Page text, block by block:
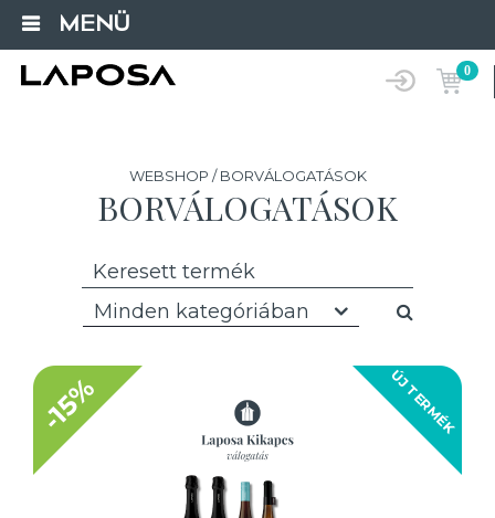
MENÜ
0
WEBSHOP / BORVÁLOGATÁSOK
BORVÁLOGATÁSOK
Minden kategóriában
ÚJ TERMÉK
-15%